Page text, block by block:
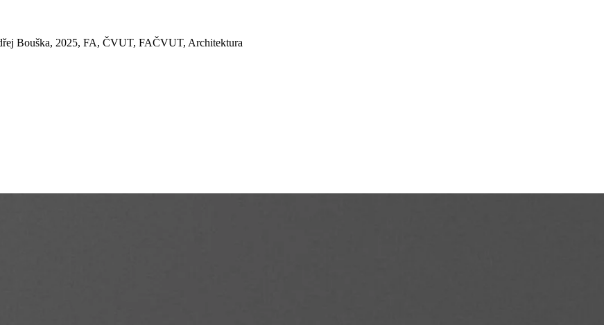
Bouška, 2025, FA, ČVUT, FAČVUT, Architektura